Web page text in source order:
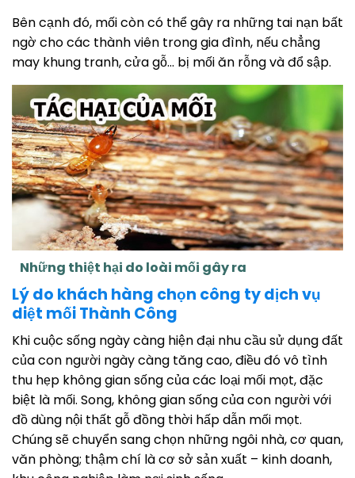
Bên cạnh đó, mối còn có thể gây ra những tai nạn bất
ngờ cho các thành viên trong gia đình, nếu chẳng
may khung tranh, cửa gỗ… bị mối ăn rỗng và đổ sập.
Những thiệt hại do loài mối gây ra
Lý do khách hàng chọn công ty dịch vụ
diệt mối Thành Công
Khi cuộc sống ngày càng hiện đại nhu cầu sử dụng đất
của con người ngày càng tăng cao, điều đó vô tình
thu hẹp không gian sống của các loại mối mọt, đặc
biệt là mối. Song, không gian sống của con người với
đồ dùng nội thất gỗ đồng thời hấp dẫn mối mọt.
Chúng sẽ chuyển sang chọn những ngôi nhà, cơ quan,
văn phòng; thậm chí là cơ sở sản xuất – kinh doanh,